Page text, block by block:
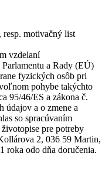
resp. motivačný list
vzdelaní
a Rady (EÚ)
fyzických osôb pri
pohybe takýchto
95/46/ES a zákona č.
údajov a o zmene a
so spracúvaním
pre potreby
2, 036 59 Martin,
roka odo dňa doručenia.